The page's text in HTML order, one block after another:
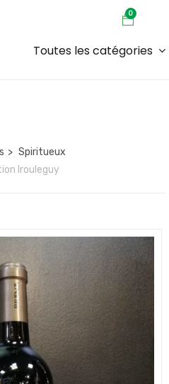
0
Toutes les catégories
Spiritueux
Irouleguy